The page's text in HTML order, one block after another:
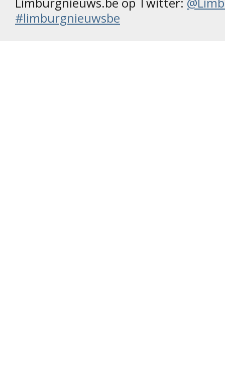
#limburgnieuwsbe